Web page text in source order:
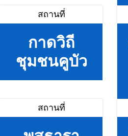
สถานที่
กาดวิถี
ชุมชนคูบัว
สถานที่